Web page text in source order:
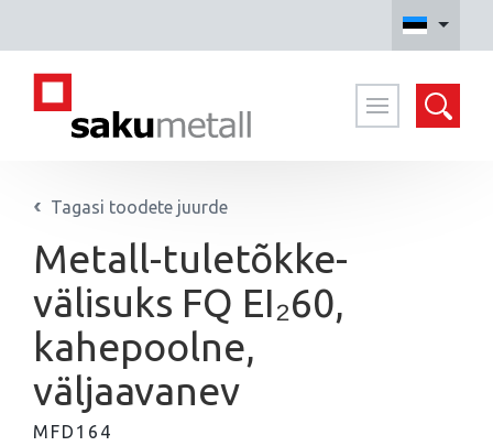
Metall-tuletõkke-
välisuks FQ EI₂60,
kahepoolne,
väljaavanev
MFD164
Tagasi toodete juurde